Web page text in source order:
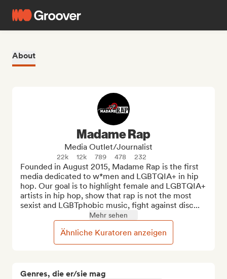
About
Genres, die er/sie mag
Madame Rap
Media Outlet/Journalist
22k 12k 789 478 232
Founded in August 2015, Madame Rap is the first
media dedicated to w*men and LGBTQIA+ in hip
hop. Our goal is to highlight female and LGBTQIA+
artists in hip hop, show that rap is not the most
sexist and LGBTphobic music, fight against disc...
Mehr sehen
Ähnliche Kuratoren anzeigen